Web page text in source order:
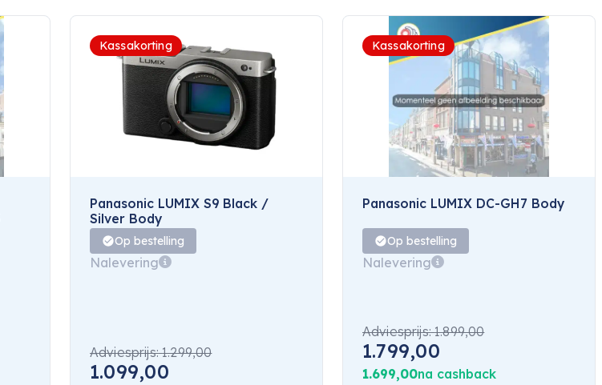
Kassakorting
Panasonic LUMIX S9 Black /
Silver Body
Op bestelling
Nalevering
Adviesprijs: 1.299,00
1.099,00
Kassakorting
Panasonic LUMIX DC-GH7 Body
Op bestelling
Nalevering
Adviesprijs: 1.899,00
1.799,00
1.699,00na cashback